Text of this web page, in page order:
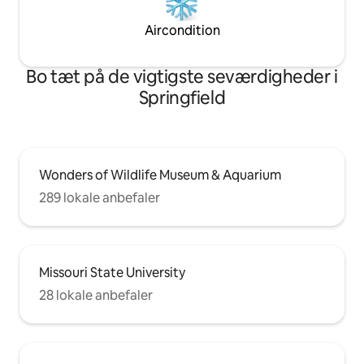
Aircondition
Bo tæt på de vigtigste seværdigheder i
Springfield
Wonders of Wildlife Museum & Aquarium
289 lokale anbefaler
Missouri State University
28 lokale anbefaler